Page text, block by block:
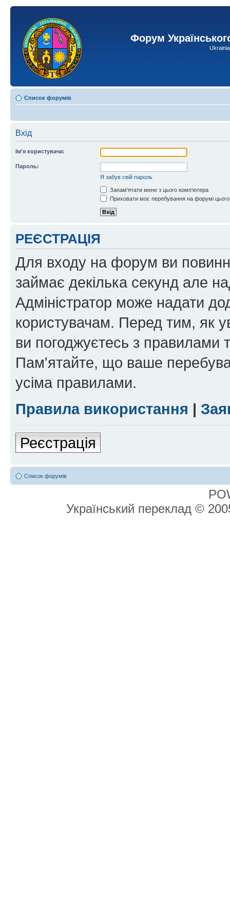
Форум
Список форумів
Вхід
Ім'я користувача:
Пароль:
Я забув свій пароль
Запам'ятати мене з цього комп'ютера
Приховати моє перебування на форумі
РЕЄСТРАЦІЯ
Для входу на форум ви
займає декілька секунд але
Адміністратор може надати
користувачам. Перед тим, як
ви погоджуєтесь з правилами
Пам'ятайте, що ваше
усіма правилами.
Правила використання |
Реєстрація
Список форумів
Український переклад ©